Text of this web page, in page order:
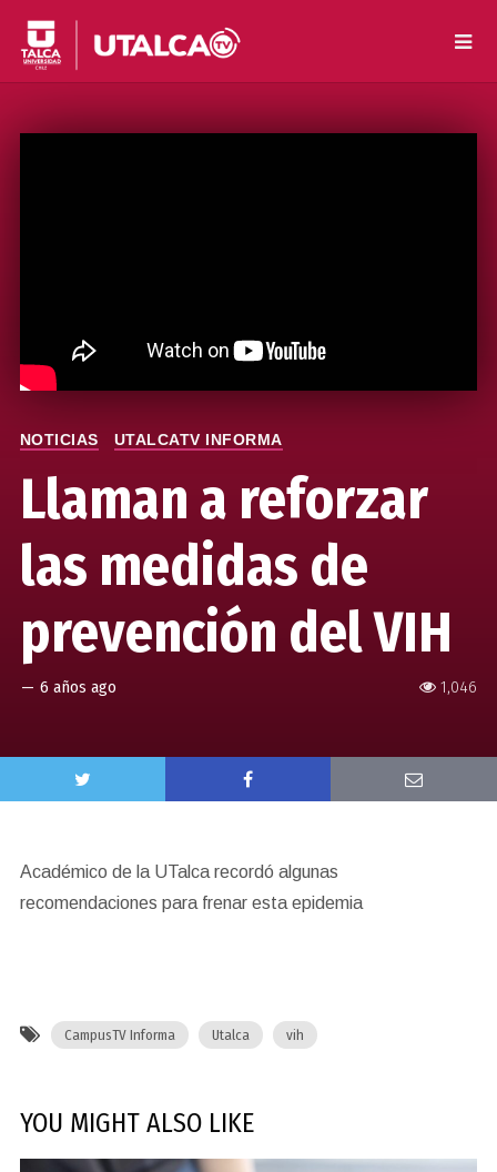
1,046
NOTICIAS UTALCATV INFORMA
Llaman a reforzar
las medidas de
prevención del VIH
— 6 años ago
Académico de la UTalca recordó algunas
recomendaciones para frenar esta epidemia
CampusTV Informa Utalca vih
YOU MIGHT ALSO LIKE